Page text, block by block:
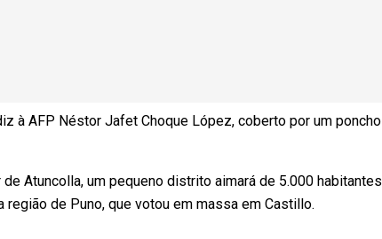
à AFP Néstor Jafet Choque López, coberto por um poncho
Atuncolla, um pequeno distrito aimará de 5.000 habitantes
de Puno, que votou em massa em Castillo.